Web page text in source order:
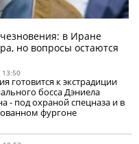
в Иране
но вопросы остаются
13:50
готовится к экстрадиции
босса Дэниела
- под охраной спецназа и в
фургоне